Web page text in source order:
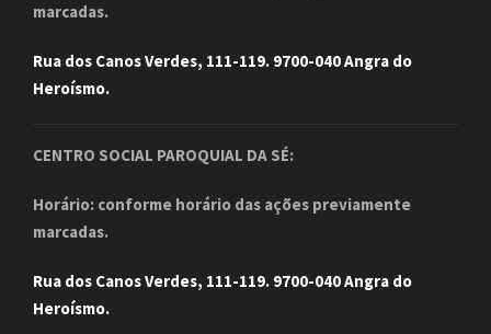
marcadas.
Rua dos Canos Verdes, 111-119. 9700-040 Angra do
Heroísmo.
CENTRO SOCIAL PAROQUIAL DA SÉ:
Horário: conforme horário das ações previamente
marcadas.
Rua dos Canos Verdes, 111-119. 9700-040 Angra do
Heroísmo.